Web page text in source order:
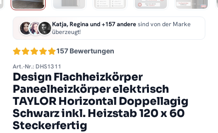
157 Bewertungen
Katja, Regina und +157 anderesind von der Marke
überzeugt!
Art.-Nr.: DHS1311
Design Flachheizkörper
Paneelheizkörper elektrisch
TAYLOR Horizontal Doppellagig
Schwarz inkl. Heizstab 120 x 60
Steckerfertig